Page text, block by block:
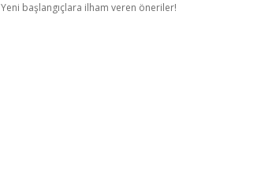
Yeni başlangıçlara ilham veren öneriler!